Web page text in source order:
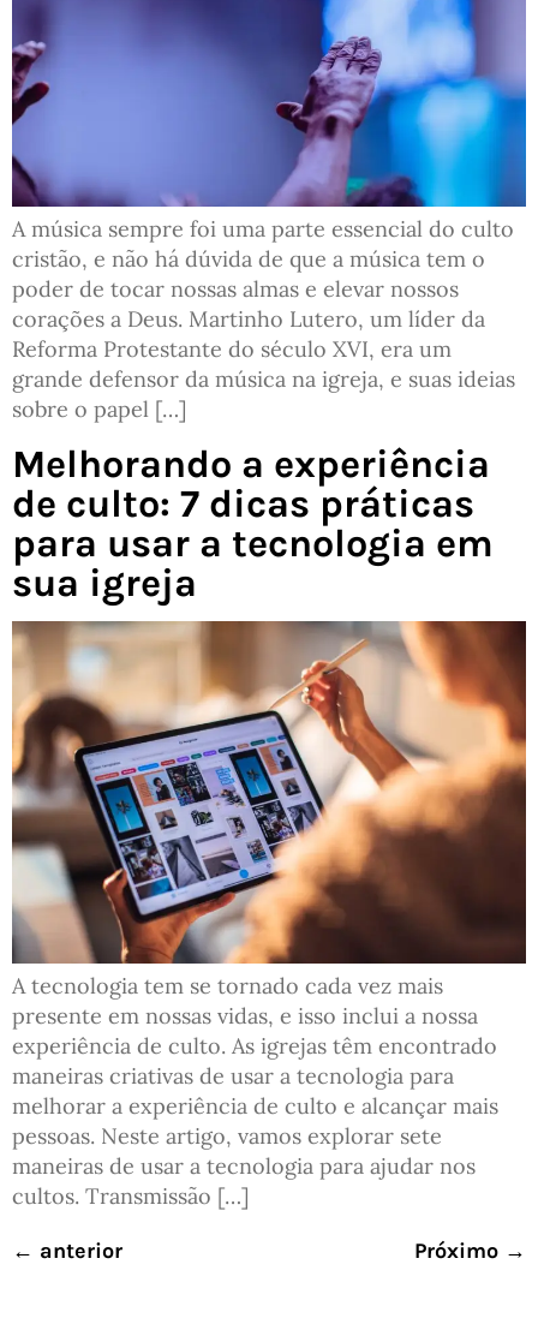
A música sempre foi uma parte essencial do culto
cristão, e não há dúvida de que a música tem o
poder de tocar nossas almas e elevar nossos
corações a Deus. Martinho Lutero, um líder da
Reforma Protestante do século XVI, era um
grande defensor da música na igreja, e suas ideias
sobre o papel […]
Melhorando a experiência
de culto: 7 dicas práticas
para usar a tecnologia em
sua igreja
A tecnologia tem se tornado cada vez mais
presente em nossas vidas, e isso inclui a nossa
experiência de culto. As igrejas têm encontrado
maneiras criativas de usar a tecnologia para
melhorar a experiência de culto e alcançar mais
pessoas. Neste artigo, vamos explorar sete
maneiras de usar a tecnologia para ajudar nos
cultos. Transmissão […]
← anterior Próximo →